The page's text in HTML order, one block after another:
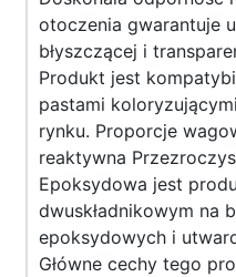
otoczenia gwarantuje
błyszczącej i
Produkt jest
pastami
rynku. Proporcje
reaktywna
Epoksydowa jest
dwuskładnikowym na
epoksydowych i
Główne cechy tego